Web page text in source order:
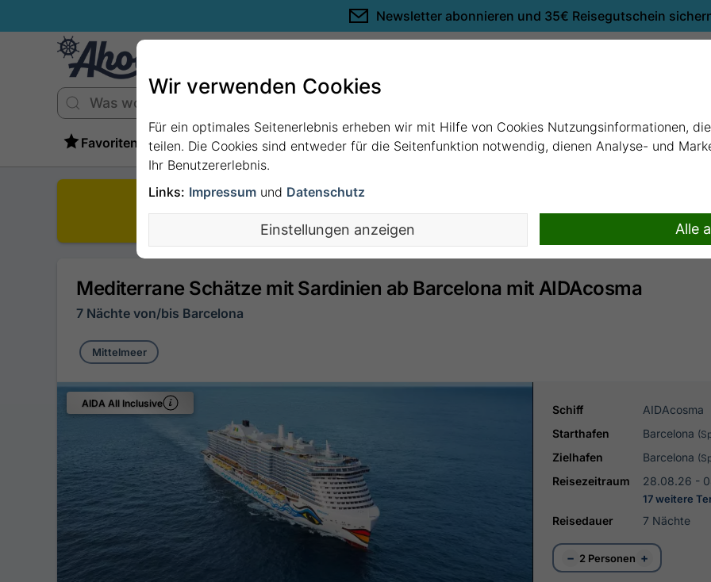
Newsletter abonnieren und 35€ Reisegutschein
Favoriten
Die von Ihnen aufgerufene Kreuzfahrt ist nicht mehr
Sie wurden daher auf den aktuellsten Termin
Mediterrane Schätze mit Sardinien ab Barcelona mit AIDAcosma
7 Nächte von/bis Barcelona
Mittelmeer
AIDA All Inclusive Schiff
AIDAcosma
Starthafen
Barcelona
Zielhafen Barcelona
Reisezeitraum 28.08.26 -
17 weitere
Reisedauer 7 Nächte
− 2 Personen +
Wir verwenden Cookies
Für ein optimales Seitenerlebnis erheben wir mit Hilfe von Cookies Nutzungsinformationen,
teilen. Die Cookies sind entweder für die Seitenfunktion notwendig, dienen Analyse- und
Ihr Benutzererlebnis.
Links: Impressum und Datenschutz
Einstellungen anzeigen Alle